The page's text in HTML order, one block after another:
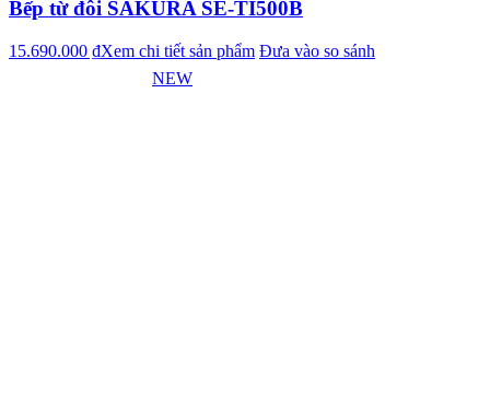
Bếp từ đôi SAKURA SE-TI500B
15.690.000 ₫Xem chi tiết sản phẩm Đưa vào so sánh
NEW